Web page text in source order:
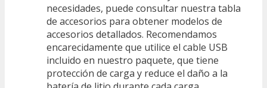
necesidades, puede consultar nuestra tabla
de accesorios para obtener modelos de
accesorios detallados. Recomendamos
encarecidamente que utilice el cable USB
incluido en nuestro paquete, que tiene
protección de carga y reduce el daño a la